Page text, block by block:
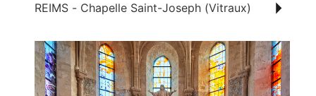
REIMS - Chapelle Saint-Joseph (Vitraux)